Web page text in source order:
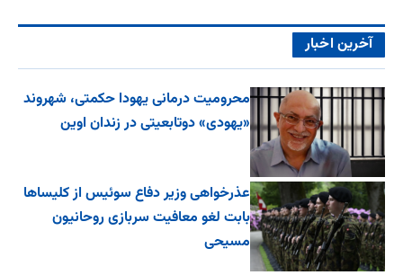
آخرین اخبار
محرومیت درمانی یهودا حکمتی، شهروند
«یهودی» دوتابعیتی در زندان اوین
عذرخواهی وزیر دفاع سوئیس از کلیساها
بابت لغو معافیت سربازی روحانیون
مسیحی